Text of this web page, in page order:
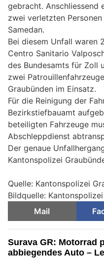
gebracht. Anschliessend
zwei verletzten
Samedan.
Bei diesem Unfall waren
Centro Sanitario
des Bundesamts für Zoll
zwei
Graubünden im Einsatz.
Für die Reinigung der
Bezirkstiefbauamt
beteiligten Fahrzeuge
Abschleppdienst
Der genaue
Kantonspolizei
Quelle: Kantonspolizei
Bildquelle:
Mail
Surava GR: Motorrad
abbiegendes Auto –